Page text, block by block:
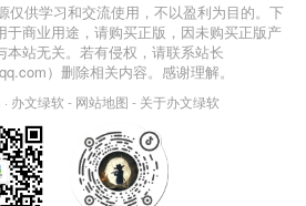
仅供学习和交流使用，不以盈利为目的。下
于商业用途，请购买正版，因未购买正版产
本站无关。若有侵权，请联系站长
）删除相关内容。感谢理解。
办文绿软 - 网站地图 - 关于办文绿软